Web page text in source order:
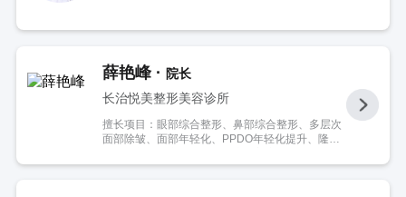
薛艳峰 ·院长
长治悦美整形美容诊所
擅长项目：眼部综合整形、鼻部综合整形、多层次
面部除皱、面部年轻化、PPDO年轻化提升、隆下
植充填术、多层次精细吸脂术、女性私密整形、微